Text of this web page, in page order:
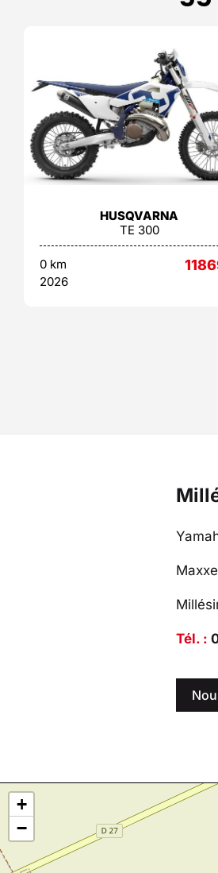
HUSQVARNA
TE 300
0 km
2026
Tél. :
+
−